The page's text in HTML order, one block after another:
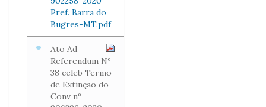
Pref. Barra do
Bugres-MT.pdf
Ato Ad
Referendum Nº
38 celeb Termo
de Extinção do
Conv nº